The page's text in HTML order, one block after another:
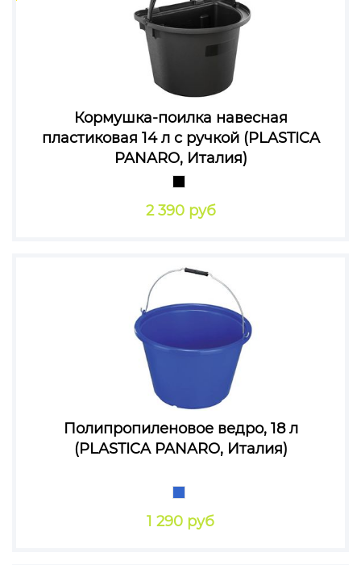
Кормушка-поилка навесная
пластиковая 14 л с ручкой (PLASTICA
PANARO, Италия)
2 390 руб
Полипропиленовое ведро, 18 л
(PLASTICA PANARO, Италия)
1 290 руб